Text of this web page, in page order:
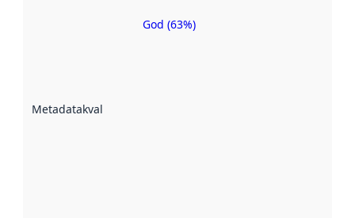
Metadatakvalitet
Metadatakvalitet
God (63%)